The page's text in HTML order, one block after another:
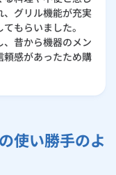
グリル機能が充実
もらいました。
昔から機器のメン
頼感があったため購
使い勝手のよ